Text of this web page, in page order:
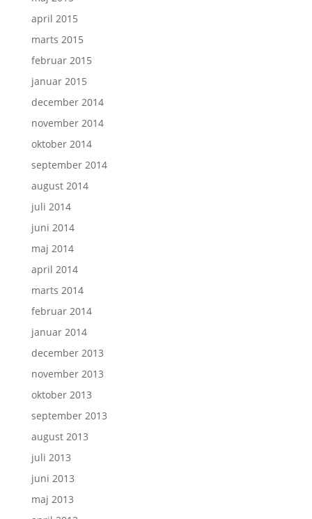
april 2015
marts 2015
februar 2015
januar 2015
december 2014
november 2014
oktober 2014
september 2014
august 2014
juli 2014
juni 2014
maj 2014
april 2014
marts 2014
februar 2014
januar 2014
december 2013
november 2013
oktober 2013
september 2013
august 2013
juli 2013
juni 2013
maj 2013